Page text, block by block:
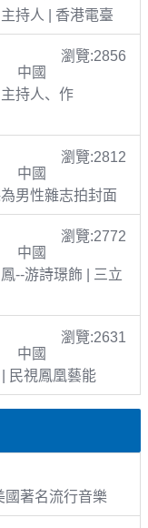
持人 | 香港電臺
瀏覽:2856
中國
持人、作
瀏覽:2812
中國
男性雜志拍封面
瀏覽:2772
中國
--游詩璟飾 | 三立
瀏覽:2631
中國
民視鳳凰藝能
著名流行音樂